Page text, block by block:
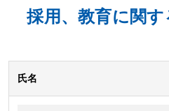
採用、教育に関
氏名